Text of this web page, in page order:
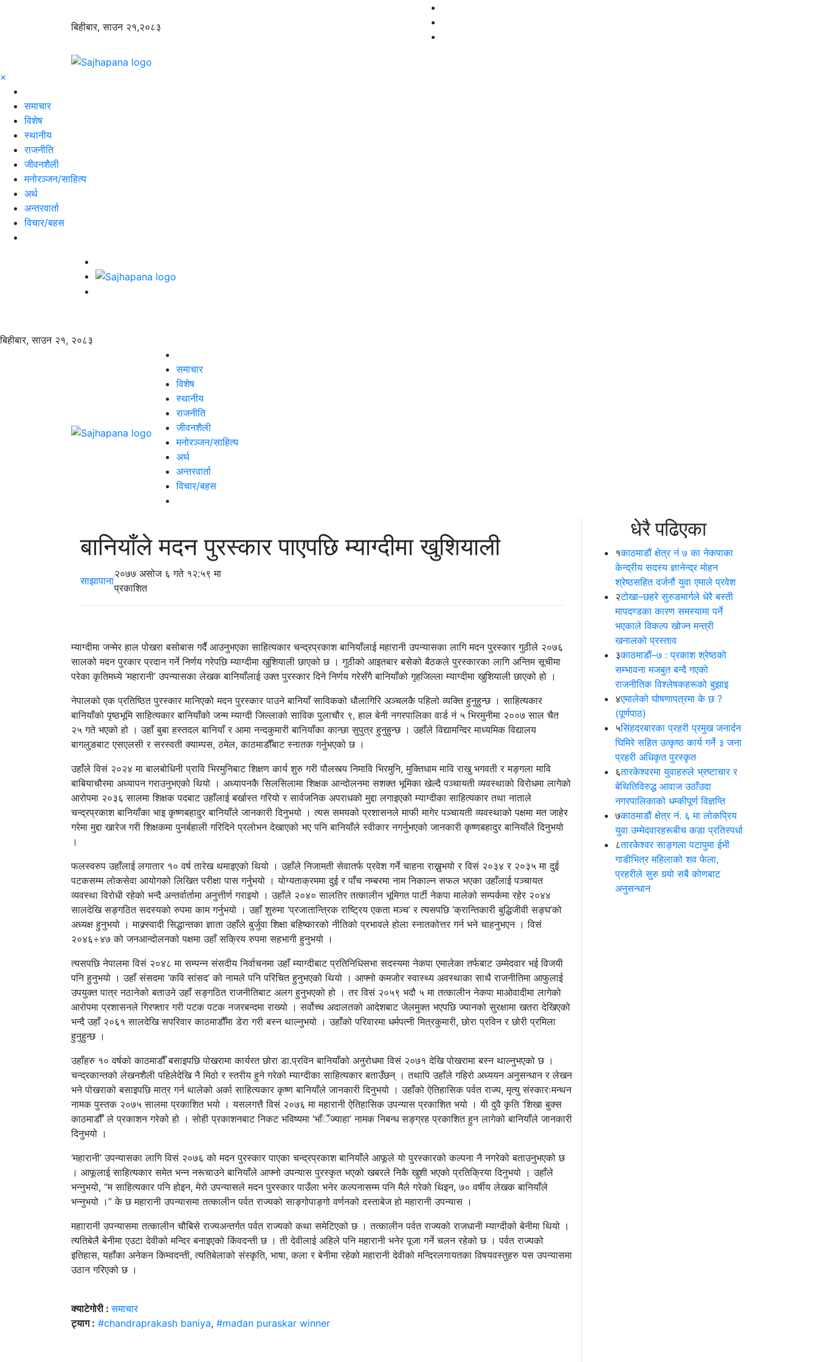
बिहीबार, साउन २१,२०८३
×
समाचार
विशेष
स्थानीय
राजनीति
जीवनशैली
मनोरञ्जन/साहित्य
अर्थ
अन्तरवार्ता
विचार/बहस
बिहीबार, साउन २१, २०८३
समाचार
विशेष
स्थानीय
राजनीति
जीवनशैली
मनोरञ्जन/साहित्य
अर्थ
अन्तरवार्ता
विचार/बहस
बानियाँले मदन पुरस्कार पाएपछि म्याग्दीमा खुशियाली
साझापाना
२०७७ असोज ६ गते १२:५९ मा
प्रकाशित
म्याग्दीमा जन्मेर हाल पोखरा बसोबास गर्दै आउनुभएका साहित्यकार चन्द्रप्रकाश बानियाँलाई महारानी उपन्यासका लागि मदन पुरस्कार गुठीले २०७६
सालको मदन पुरकार प्रदान गर्ने निर्णय गरेपछि म्याग्दीमा खुशियाली छाएको छ । गुठीको आइतबार बसेको बैठकले पुरस्कारका लागि अन्तिम सूचीमा
परेका कृतिमध्ये ‘महारानी’ उपन्यासका लेखक बानियाँलाई उक्त पुरस्कार दिने निर्णय गरेसँगै बानियाँको गृहजिल्ला म्याग्दीमा खुशियाली छाएको हो ।
नेपालको एक प्रतिष्ठित पुरस्कार मानिएको मदन पुरस्कार पाउने बानियाँ साविकको धौलागिरि अञ्चलकै पहिलो व्यक्ति हुनुहुन्छ । साहित्यकार
बानियाँको पृष्ठभूमि साहित्यकार बानियाँको जन्म म्याग्दी जिल्लाको साविक पुलाचौर ९, हाल बेनी नगरपालिका वार्ड नं ५ भिरमुनीमा २००७ साल चैत
२५ गते भएको हो । उहाँ बुबा हस्तदल बानियाँ र आमा नन्दकुमारी बानियाँका कान्छा सुपुत्र हुनुहुन्छ । उहाँले विद्यामन्दिर माध्यमिक विद्यालय
बागलुङबाट एसएलसी र सरस्वती क्याम्पस, ठमेल, काठमाडौँबाट स्नातक गर्नुभएको छ ।
उहाँले विसं २०२४ मा बालबोधिनी प्रावि भिरमुनिबाट शिक्षण कार्य शुरु गरी पौलस्त्य निमावि भिरमुनि, मुक्तिधाम मावि राखु भगवती र मङ्गला मावि
बाबियाचौरमा अध्यापन गराउनुभएको थियो । अध्यापनकै सिलसिलामा शिक्षक आन्दोलनमा सशक्त भूमिका खेल्दै पञ्चायती व्यवस्थाको विरोधमा लागेको
आरोपमा २०३६ सालमा शिक्षक पदबाट उहाँलाई बर्खास्त गरियो र सार्वजनिक अपराधको मुद्दा लगाइएको म्याग्दीका साहित्यकार तथा नाताले
चन्द्रप्रकाश बानियाँका भाइ कृष्णबहादुर बानियाँले जानकारी दिनुभयो । त्यस समयको प्रशासनले माफी मागेर पञ्चायती व्यवस्थाको पक्षमा मत जाहेर
गरेमा मुद्दा खारेज गरी शिक्षकमा पुनर्बहाली गरिदिने प्रलोभन देखाएको भए पनि बानियाँले स्वीकार नगर्नुभएको जानकारी कृष्णबहादुर बानियाँले दिनुभयो
।
फलस्वरुप उहाँलाई लगातार १० वर्ष तारेख थमाइएको थियो । उहाँले निजामती सेवातर्फ प्रवेश गर्ने चाहना राख्नुभयो र विसं २०३४ र २०३५ मा दुई
पटकसम्म लोकसेवा आयोगको लिखित परीक्षा पास गर्नुभयो । योग्यताक्रममा दुई र पाँच नम्बरमा नाम निकाल्न सफल भएका उहाँलाई पञ्चायत
व्यवस्था विरोधी रहेको भन्दै अन्तर्वार्तामा अनुत्तीर्ण गराइयो । उहाँले २०४० सालतिर तत्कालीन भूमिगत पार्टी नेकपा मालेको सम्पर्कमा रहेर २०४४
सालदेखि सङ्गठित सदस्यको रुपमा काम गर्नुभयो । उहाँ शुरुमा ‘प्रजातान्त्रिक राष्ट्रिय एकता मञ्च’ र त्यसपछि ‘क्रान्तिकारी बुद्धिजीवी सङ्घ’को
अध्यक्ष हुनुभयो । माक्र्स्वादी सिद्धान्तका ज्ञाता उहाँले बुर्जुवा शिक्षा बहिष्कारको नीतिको प्रभावले होला स्नातकोत्तर गर्न भने चाहनुभएन । विसं
२०४६÷४७ को जनआन्दोलनको पक्षमा उहाँ सक्रिय रुपमा सहभागी हुनुभयो ।
त्यसपछि नेपालमा विसं २०४८ मा सम्पन्न संसदीय निर्वाचनमा उहाँ म्याग्दीबाट प्रतिनिधिसभा सदस्यमा नेकपा एमालेका तर्फबाट उम्मेदवार भई विजयी
पनि हुनुभयो । उहाँ संसदमा ‘कवि सांसद’ को नामले पनि परिचित हुनुभएको थियो । आफ्नो कमजोर स्वास्थ्य अवस्थाका साथै राजनीतिमा आफुलाई
उपयुक्त पात्र नठानेको बताउने उहाँ सङ्गठित राजनीतिबाट अलग हुनुभएको हो । तर विसं २०५९ भदौ ५ मा तत्कालीन नेकपा माओवादीमा लागेको
आरोपमा प्रशासनले गिरफ्तार गरी पटक पटक नजरबन्दमा राख्यो । सर्वोच्च अदालतको आदेशबाट जेलमुक्त भएपछि ज्यानको सुरक्षामा खतरा देखिएको
भन्दै उहाँ २०६१ सालदेखि सपरिवार काठमाडौँमा डेरा गरी बस्न थाल्नुभयो । उहाँको परिवारमा धर्मपत्नी मित्रकुमारी, छोरा प्रविन र छोरी प्रमिला
हुनुहुन्छ ।
उहाँहरु १० वर्षको काठमाडौँ बसाइपछि पोखरामा कार्यरत छोरा डा.प्रविन बानियाँको अनुरोधमा विसं २०७१ देखि पोखरामा बस्न थाल्नुभएको छ ।
चन्द्रकान्तको लेखनशैली पहिलेदेखि नै मिठो र स्तरीय हुने गरेको म्याग्दीका साहित्यकार बताउँछन् । तथापि उहाँले गहिरो अध्ययन अनुसन्धान र लेखन
भने पोखराको बसाइपछि मात्र गर्न थालेको अर्का साहित्यकार कृष्ण बानियाँले जानकारी दिनुभयो । उहाँको ऐतिहासिक पर्वत राज्य, मृत्यु संस्कारःमन्थन
नामक पुस्तक २०७५ सालमा प्रकाशित भयो । यसलगत्तै विसं २०७६ मा महारानी ऐतिहासिक उपन्यास प्रकाशित भयो । यी दुवै कृति ‘शिखा बुक्स
काठमाडौँ’ ले प्रकाशन गरेको हो । सोही प्रकाशनबाट निकट भविष्यमा ‘भाँैंज्याहा’ नामक निबन्ध सङ्ग्रह प्रकाशित हुन लागेको बानियाँले जानकारी
दिनुभयो ।
‘महारानी’ उपन्यासका लागि विसं २०७६ को मदन पुरस्कार पाएका चन्द्रप्रकाश बानियाँले आफूले यो पुरस्कारको कल्पना नै नगरेको बताउनुभएको छ
। आफूलाई साहित्यकार समेत भन्न नरूचाउने बानियाँले आफ्नो उपन्यास पुरस्कृत भएको खबरले निकै खुशी भएको प्रतिक्रिया दिनुभयो । उहाँले
भन्नुभयो, “म साहित्यकार पनि होइन, मेरो उपन्यासले मदन पुरस्कार पाउँला भनेर कल्पनासम्म पनि मैले गरेको थिइन, ७० वर्षीय लेखक बानियाँले
भन्नुभयो ।” के छ महारानी उपन्यासमा तत्कालीन पर्वत राज्यको साङ्गोपाङ्गो वर्णनको दस्ताबेज हो महारानी उपन्यास ।
महाारानी उपन्यासमा तत्कालीन चौबिसे राज्यअन्तर्गत पर्वत राज्यको कथा समेटिएको छ । तत्कालीन पर्वत राज्यको राजधानी म्याग्दीको बेनीमा थियो ।
त्यतिबेलै बेनीमा एउटा देवीको मन्दिर बनाइएको किंवदन्ती छ । ती देवीलाई अहिले पनि महारानी भनेर पूजा गर्ने चलन रहेको छ । पर्वत राज्यको
इतिहास, यहाँका अनेकन किम्वदन्ती, त्यतिबेलाको संस्कृति, भाषा, कला र बेनीमा रहेको महारानी देवीको मन्दिरलगायतका विषयवस्तुहरु यस उपन्यासमा
उठान गरिएको छ ।
क्याटेगोरी :समाचार
ट्याग : #chandraprakash baniya, #madan puraskar winner
धेरै पढिएका
१काठमाडौं क्षेत्र नं ७ का नेकपाका
केन्द्रीय सदस्य ज्ञानेन्द्र मोहन
श्रेष्ठसहित दर्जनौं युवा एमाले प्रवेश
२टोखा–छहरे सुरुङमार्गले धेरै बस्ती
मापदण्डका कारण समस्यामा पर्ने
भएकाले विकल्प खोज्न मन्त्री
खनालको प्रस्ताव
३काठमाडौं–७ : प्रकाश श्रेष्ठको
सम्भावना मजबुत बन्दै गएको
राजनीतिक विश्लेषकहरूको बुझाइ
४एमालेको घोषणापत्रमा के छ ?
(पूर्णपाठ)
५सिंहदरबारका प्रहरी प्रमुख जनार्दन
घिमिरे सहित उत्कृष्ठ कार्य गर्ने ३ जना
प्रहरी अधिकृत पुरस्कृत
६तारकेश्वरमा युवाहरुले भ्रष्टाचार र
बेथितिविरुद्ध आवाज उठाँउदा
नगरपालिकाको धम्कीपूर्ण विज्ञप्ति
७काठमाडौं क्षेत्र नं. ६ मा लोकप्रिय
युवा उम्मेदवारहरूबीच कडा प्रतिस्पर्धा
८तारकेश्वर साङ्गला पटापुमा ईभी
गाडीभित्र महिलाको शव फेला,
प्रहरीले सुरु गर्‍यो सबै कोणबाट
अनुसन्धान